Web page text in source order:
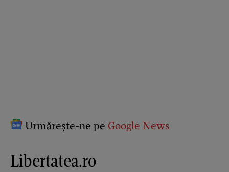
Urmărește-ne pe Google News
Libertatea.ro